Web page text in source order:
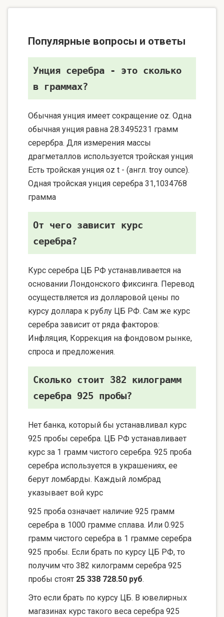
Популярные вопросы и ответы
Унция серебра - это сколько
в граммах?
Обычная унция имеет сокращение oz. Одна
обычная унция равна 28.3495231 грамм
серербра. Для измерения массы
драгметаллов используется тройская унция
Есть тройская унция oz t - (англ. troy ounce).
Одная тройская унция серебра 31,1034768
грамма
От чего зависит курс
серебра?
Курс серебра ЦБ РФ устанавливается на
основании Лондонского фиксинга. Перевод
осуществляется из долларовой цены по
курсу доллара к рублу ЦБ РФ. Сам же курс
серебра зависит от ряда факторов:
Инфляция, Коррекция на фондовом рынке,
спроса и предложения.
Сколько стоит 382 килограмм
серебра 925 пробы?
Нет банка, который бы устанавливал курс
925 пробы серебра. ЦБ РФ устанавливает
курс за 1 грамм чистого серебра. 925 проба
серебра используется в украшениях, ее
берут ломбарды. Каждый ломбрад
указывает вой курс
925 проба означает наличие 925 грамм
серебра в 1000 грамме сплава. Или 0.925
грамм чистого серебра в 1 грамме серебра
925 пробы. Если брать по курсу ЦБ РФ, то
получим что 382 килограмм серебра 925
пробы стоят 25 338 728.50 руб.
Это если брать по курсу ЦБ. В ювелирных
магазинах курс такого веса серебра 925